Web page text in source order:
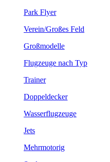
Park Flyer
Verein/Großes Feld
Großmodelle
Flugzeuge nach Typ
Trainer
Doppeldecker
Wasserflugzeuge
Jets
Mehrmotorig